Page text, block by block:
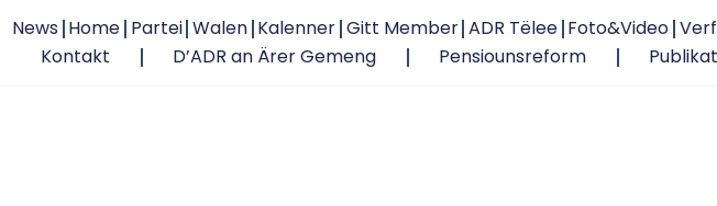
News Home Partei Walen Kalenner Gitt Member ADR Tëlee Foto&Video
Kontakt
D’ADR an Ärer Gemeng Pensiounsreform